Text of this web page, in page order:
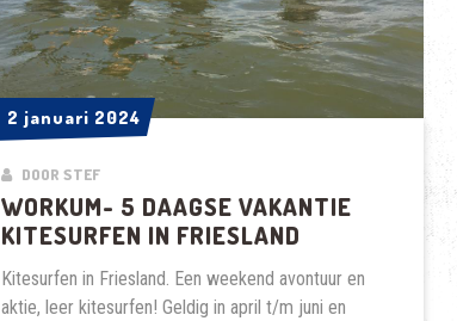
2 januari 2024
2 januari 2024
DOOR STEF
WORKUM- 5 DAAGSE VAKANTIE
KITESURFEN IN FRIESLAND
Kitesurfen in Friesland. Een weekend avontuur en
aktie, leer kitesurfen! Geldig in april t/m juni en